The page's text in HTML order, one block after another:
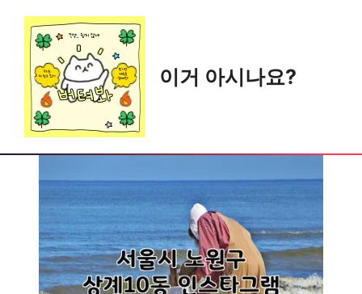
content
이거 아시나요?